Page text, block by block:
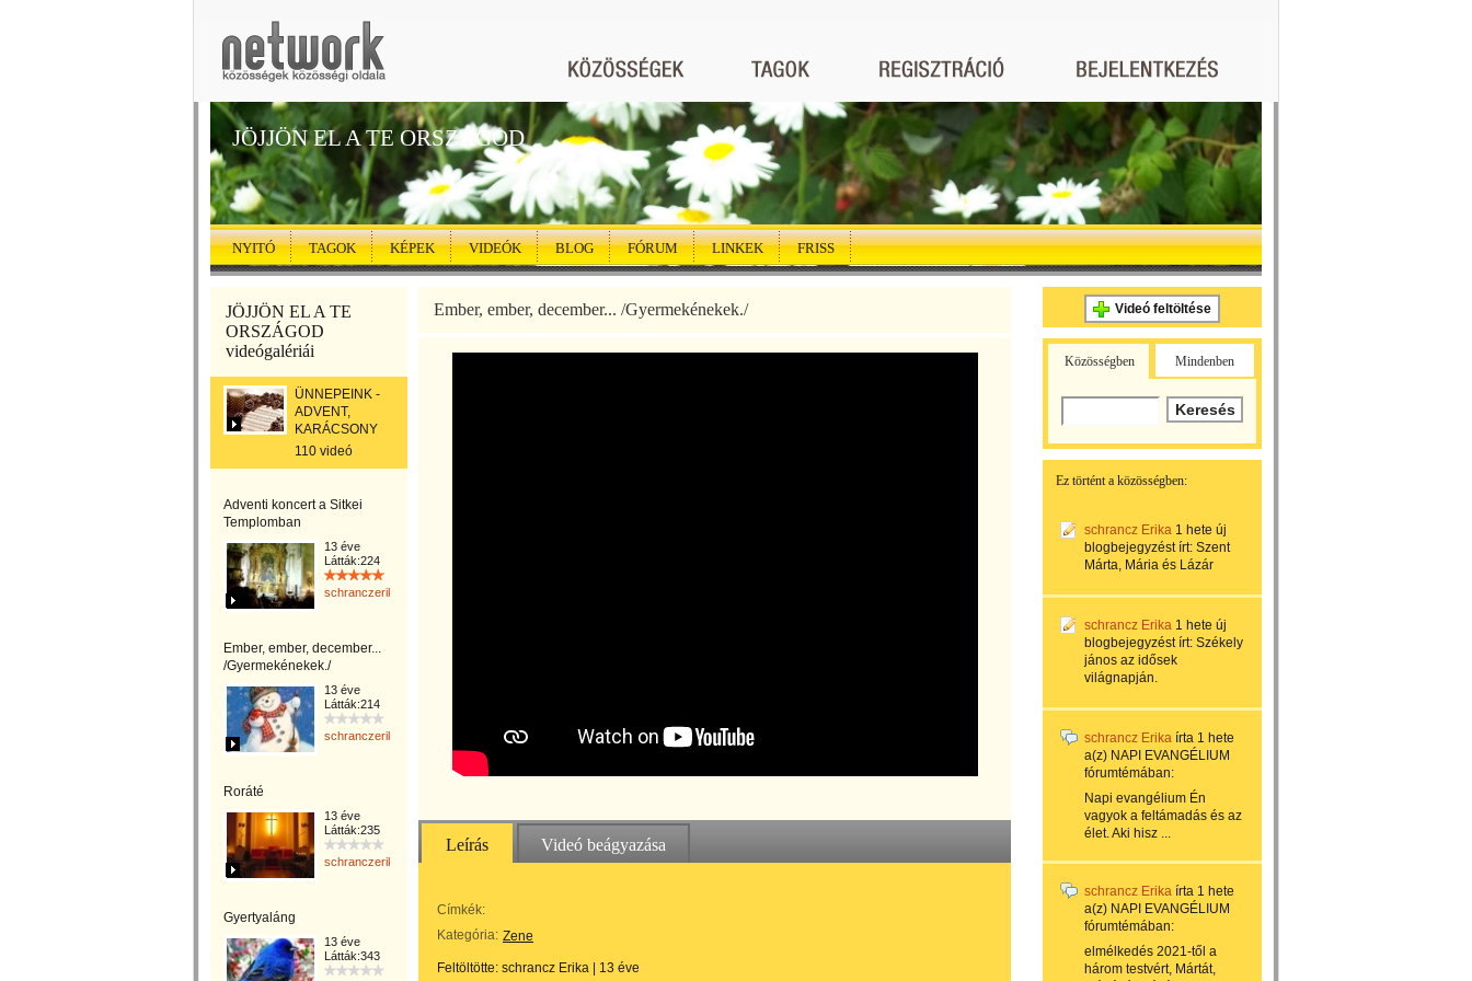
JÖJJÖN EL A TE ORSZÁGOD
NYITÓ TAGOK KÉPEK VIDEÓK BLOG FÓRUM LINKEK FRISS
JÖJJÖN EL A TE
ORSZÁGOD
videógalériái
ÜNNEPEINK -
ADVENT,
KARÁCSONY
110 videó
Adventi koncert a Sitkei
Templomban
13 éve
Látták:224
schranczerika
Ember, ember, december...
/Gyermekénekek./
13 éve
Látták:214
schranczerika
Roráté
13 éve
Látták:235
schranczerika
Gyertyaláng
13 éve
Látták:343
Ember, ember, december... /Gyermekénekek./
Leírás Videó beágyazása
Címkék:
Kategória: Zene
Feltöltötte: schrancz Erika 13 éve
Videó feltöltése
Közösségben Mindenben
Ez történt a közösségben:
schrancz Erika 1 hete új
blogbejegyzést írt: Szent
Márta, Mária és Lázár
schrancz Erika 1 hete új
blogbejegyzést írt: Székely
jános az idősek
világnapján.
schrancz Erika írta 1 hete
a(z) NAPI EVANGÉLIUM
fórumtémában:
Napi evangélium Én
vagyok a feltámadás és az
élet. Aki hisz ...
schrancz Erika írta 1 hete
a(z) NAPI EVANGÉLIUM
fórumtémában:
elmélkedés 2021-től a
három testvért, Mártát,